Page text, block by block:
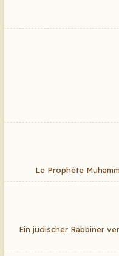
Le Prophète
Ein jüdischer Rabbiner